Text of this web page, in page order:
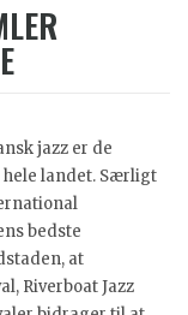
jazz er de
hele landet. Særligt
bedste
at
Riverboat Jazz